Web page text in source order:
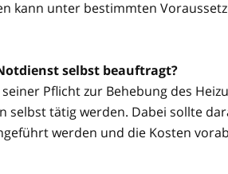
kann unter bestimmten
selbst beauftragt?
Pflicht zur Behebung des
tätig werden. Dabei sollte
werden und die Kosten